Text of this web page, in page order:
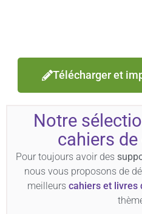
Télécharger et
Notre
cahiers
Pour toujours avoir des
nous vous proposons de
meilleurs cahiers et livres